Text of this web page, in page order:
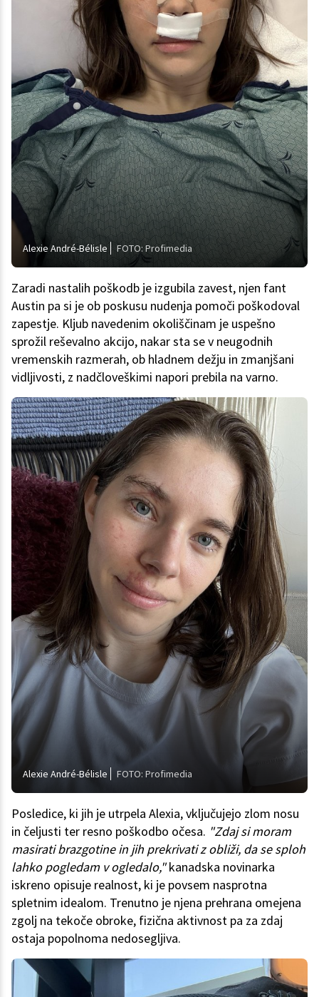
Alexie André-Bélisle FOTO: Profimedia
Zaradi nastalih poškodb je izgubila zavest, njen fant
Austin pa si je ob poskusu nudenja pomoči poškodoval
zapestje. Kljub navedenim okoliščinam je uspešno
sprožil reševalno akcijo, nakar sta se v neugodnih
vremenskih razmerah, ob hladnem dežju in zmanjšani
vidljivosti, z nadčloveškimi napori prebila na varno.
Alexie André-Bélisle FOTO: Profimedia
Posledice, ki jih je utrpela Alexia, vključujejo zlom nosu
in čeljusti ter resno poškodbo očesa. "Zdaj si moram
masirati brazgotine in jih prekrivati z obliži, da se sploh
lahko pogledam v ogledalo,"kanadska novinarka
iskreno opisuje realnost, ki je povsem nasprotna
spletnim idealom. Trenutno je njena prehrana omejena
zgolj na tekoče obroke, fizična aktivnost pa za zdaj
ostaja popolnoma nedosegljiva.